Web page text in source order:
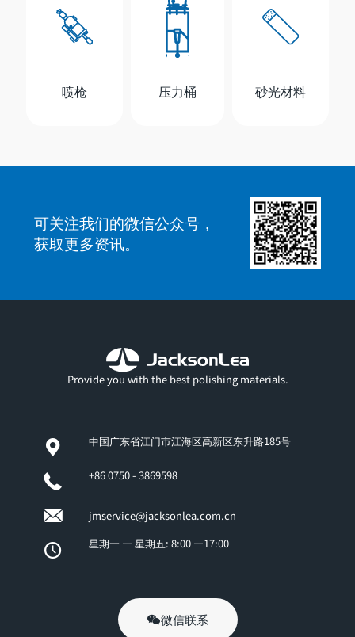
喷枪 压力桶 砂光材料
可关注我们的微信公众号，
获取更多资讯。
Provide you with the best polishing materials.
中国广东省江门市江海区高新区东升路185号
+86 0750 - 3869598
jmservice@jacksonlea.com.cn
星期一 — 星期五: 8:00 —17:00
微信联系